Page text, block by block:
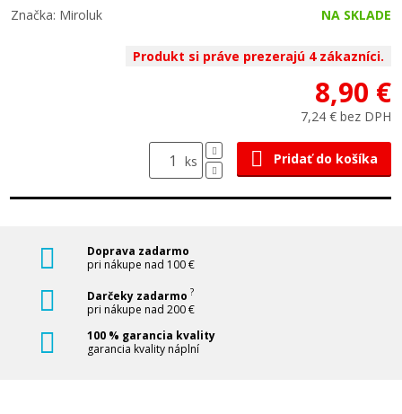
Značka: Miroluk NA SKLADE
Produkt si práve prezerajú 4 zákazníci.
8,90 €
7,24 € bez DPH
ks Pridať do košíka
Doprava zadarmo
pri nákupe nad 100 €
Darčeky zadarmo ?
pri nákupe nad 200 €
100 % garancia kvality
garancia kvality náplní